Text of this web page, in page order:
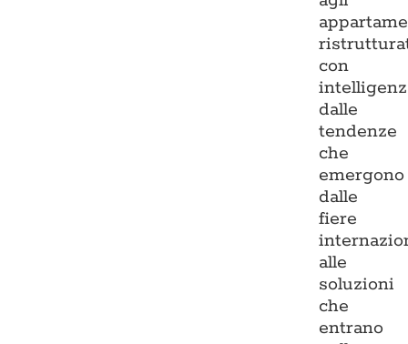
con
dalle
tendenze
che
emergono
dalle
fiere
alle
soluzioni
che
entrano